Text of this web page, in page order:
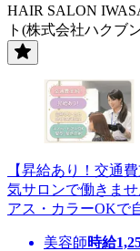
HAIR SALON
ト(株式会社ハクブ
【昇給あり！交通
気サロンで働きま
アス・カラーOKで
美容師時給